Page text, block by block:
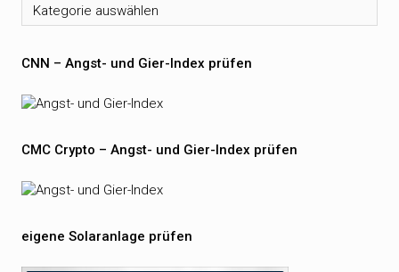
Kategorien
CNN – Angst- und Gier-Index prüfen
CMC Crypto – Angst- und Gier-Index prüfen
eigene Solaranlage prüfen